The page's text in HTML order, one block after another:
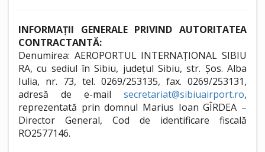
INFORMAȚII GENERALE PRIVIND AUTORITATEA
CONTRACTANTĂ:
Denumirea: AEROPORTUL INTERNAȚIONAL SIBIU
RA, cu sediul în Sibiu, județul Sibiu, str. Șos. Alba
Iulia, nr. 73, tel. 0269/253135, fax. 0269/253131,
adresă de e-mail secretariat@sibiuairport.ro,
reprezentată prin domnul Marius Ioan GÎRDEA –
Director General, Cod de identificare fiscală
RO2577146.